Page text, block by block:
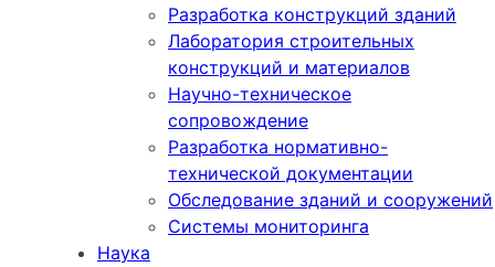
Разработка конструкций зданий
Лаборатория строительных
конструкций и материалов
Научно-техническое
сопровождение
Разработка нормативно-
технической документации
Обследование зданий и сооружений
Системы мониторинга
Наука